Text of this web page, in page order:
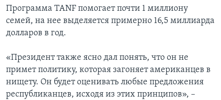
Программа TANF помогает почти 1 миллиону
семей, на нее выделяется примерно 16,5 миллиарда
долларов в год.
«Президент также ясно дал понять, что он не
примет политику, которая загоняет американцев в
нищету. Он будет оценивать любые предложения
республиканцев, исходя из этих принципов», –